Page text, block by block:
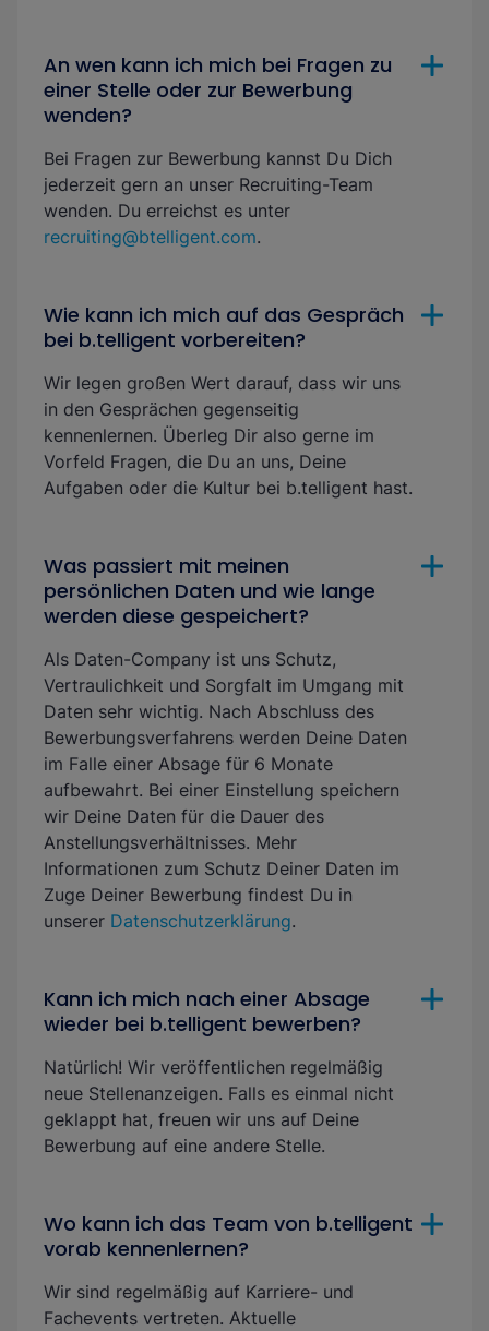
An wen kann ich mich bei Fragen zu
einer Stelle oder zur Bewerbung
wenden?
Bei Fragen zur Bewerbung kannst Du Dich
jederzeit gern an unser Recruiting-Team
wenden. Du erreichst es unter
recruiting@btelligent.com.
Wie kann ich mich auf das Gespräch
bei b.telligent vorbereiten?
Wir legen großen Wert darauf, dass wir uns
in den Gesprächen gegenseitig
kennenlernen. Überleg Dir also gerne im
Vorfeld Fragen, die Du an uns, Deine
Aufgaben oder die Kultur bei b.telligent hast.
Was passiert mit meinen
persönlichen Daten und wie lange
werden diese gespeichert?
Als Daten-Company ist uns Schutz,
Vertraulichkeit und Sorgfalt im Umgang mit
Daten sehr wichtig. Nach Abschluss des
Bewerbungsverfahrens werden Deine Daten
im Falle einer Absage für 6 Monate
aufbewahrt. Bei einer Einstellung speichern
wir Deine Daten für die Dauer des
Anstellungsverhältnisses. Mehr
Informationen zum Schutz Deiner Daten im
Zuge Deiner Bewerbung findest Du in
unserer Datenschutzerklärung.
Kann ich mich nach einer Absage
wieder bei b.telligent bewerben?
Natürlich! Wir veröffentlichen regelmäßig
neue Stellenanzeigen. Falls es einmal nicht
geklappt hat, freuen wir uns auf Deine
Bewerbung auf eine andere Stelle.
Wo kann ich das Team von b.telligent
vorab kennenlernen?
Wir sind regelmäßig auf Karriere- und
Fachevents vertreten. Aktuelle